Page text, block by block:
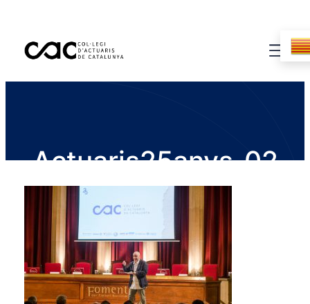
Actuaris25anys_02
00